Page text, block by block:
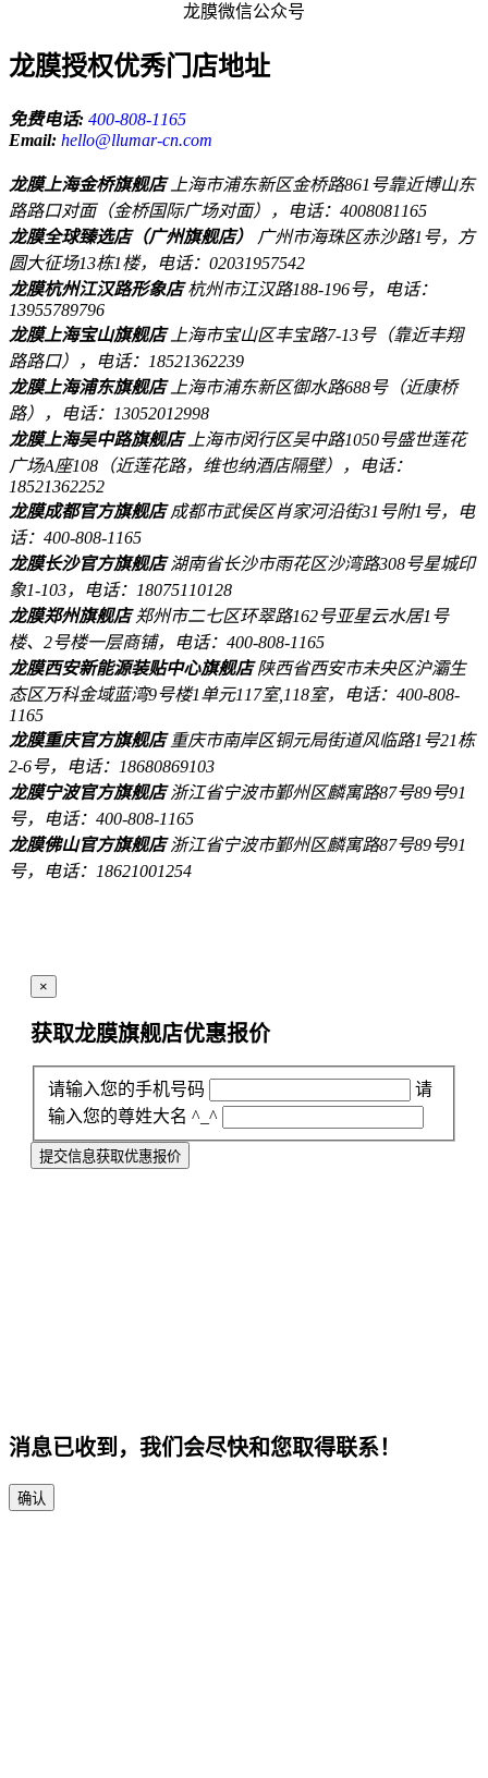
龙膜微信公众号
龙膜授权优秀门店地址
免费电话: 400-808-1165
Email: hello@llumar-cn.com
龙膜上海金桥旗舰店 上海市浦东新区金桥路861号靠近博山东
路路口对面（金桥国际广场对面），电话：4008081165
龙膜全球臻选店（广州旗舰店）
广州市海珠区赤沙路1号，方
圆大征场13栋1楼，电话：02031957542
龙膜杭州江汉路形象店杭州市江汉路188-196号，电话：
13955789796
龙膜上海宝山旗舰店 上海市宝山区丰宝路7-13号（靠近丰翔
路路口），电话：18521362239
龙膜上海浦东旗舰店 上海市浦东新区御水路688号（近康桥
路），电话：13052012998
龙膜上海吴中路旗舰店 上海市闵行区吴中路1050号盛世莲花
广场A座108（近莲花路，维也纳酒店隔壁），电话：
18521362252
龙膜成都官方旗舰店成都市武侯区肖家河沿街31号附1号，电
话：400-808-1165
龙膜长沙官方旗舰店湖南省长沙市雨花区沙湾路308号星城印
象1-103，电话：18075110128
龙膜郑州旗舰店郑州市二七区环翠路162号亚星云水居1号
楼、2号楼一层商铺，电话：400-808-1165
龙膜西安新能源装贴中心旗舰店陕西省西安市未央区沪灞生
态区万科金域蓝湾9号楼1单元117室,118室，电话：400-808-
1165
龙膜重庆官方旗舰店重庆市南岸区铜元局街道风临路1号21栋
2-6号，电话：18680869103
龙膜宁波官方旗舰店浙江省宁波市鄞州区麟寓路87号89号91
号，电话：400-808-1165
龙膜佛山官方旗舰店浙江省宁波市鄞州区麟寓路87号89号91
号，电话：18621001254
×
获取龙膜旗舰店优惠报价
请输入您的手机号码
请
输入您的尊姓大名 ^_^
提交信息获取优惠报价
消息已收到，我们会尽快和您取得联系！
确认